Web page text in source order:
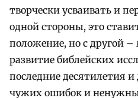
творчески усваивать и
одной стороны, это
положение, но с другой
развитие библейских
последние десятилетия
чужих ошибок и